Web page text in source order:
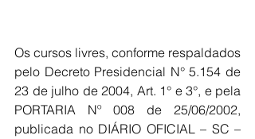
Os cursos livres, conforme respaldados
pelo Decreto Presidencial N° 5.154 de
23 de julho de 2004, Art. 1° e 3°, e pela
PORTARIA Nº 008 de 25/06/2002,
publicada no DIÁRIO OFICIAL – SC –